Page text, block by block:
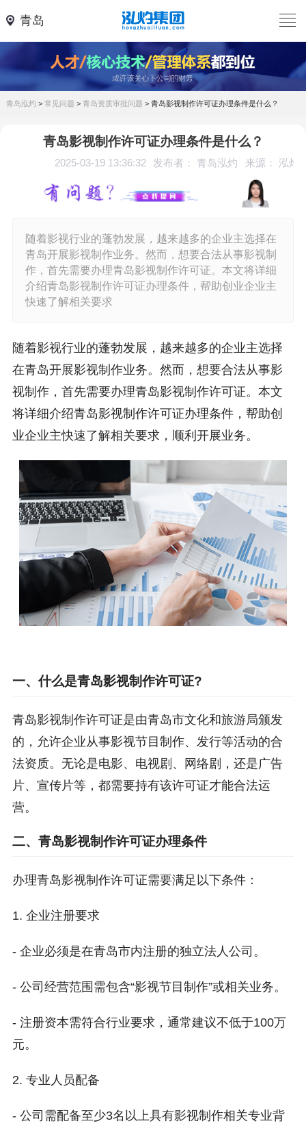
青岛
青岛泓灼 > 常见问题 > 青岛资质审批问题 > 青岛影视制作许可证办理条件是什么？
青岛影视制作许可证办理条件是什么？
2025-03-19 13:36:32 发布者： 青岛泓灼 来源： 泓灼
随着影视行业的蓬勃发展，越来越多的企业主选择在
青岛开展影视制作业务。然而，想要合法从事影视制
作，首先需要办理青岛影视制作许可证。本文将详细
介绍青岛影视制作许可证办理条件，帮助创业企业主
快速了解相关要求
随着影视行业的蓬勃发展，越来越多的企业主选择
在青岛开展影视制作业务。然而，想要合法从事影
视制作，首先需要办理青岛影视制作许可证。本文
将详细介绍青岛影视制作许可证办理条件，帮助创
业企业主快速了解相关要求，顺利开展业务。
一、什么是青岛影视制作许可证?
青岛影视制作许可证是由青岛市文化和旅游局颁发
的，允许企业从事影视节目制作、发行等活动的合
法资质。无论是电影、电视剧、网络剧，还是广告
片、宣传片等，都需要持有该许可证才能合法运
营。
二、青岛影视制作许可证办理条件
办理青岛影视制作许可证需要满足以下条件：
1. 企业注册要求
- 企业必须是在青岛市内注册的独立法人公司。
- 公司经营范围需包含“影视节目制作”或相关业务。
- 注册资本需符合行业要求，通常建议不低于100万
元。
2. 专业人员配备
- 公司需配备至少3名以上具有影视制作相关专业背